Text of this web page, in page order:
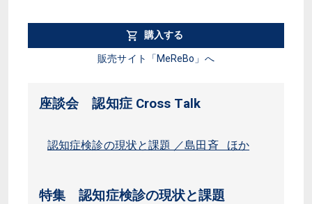
購入する
販売サイト「MeReBo」へ
座談会 認知症 Cross Talk
認知症検診の現状と課題 ／島田斉 ほか
特集 認知症検診の現状と課題